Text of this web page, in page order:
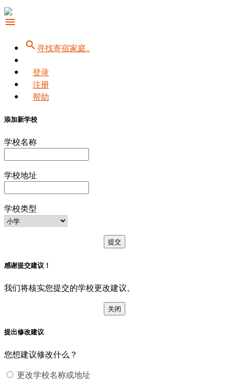
menu
search寻找寄宿家庭..
登录
注册
帮助
添加新学校
学校名称
学校地址
学校类型
提交
感谢提交建议！
我们将核实您提交的学校更改建议。
关闭
提出修改建议
您想建议修改什么？
更改学校名称或地址